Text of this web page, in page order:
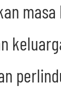
masa